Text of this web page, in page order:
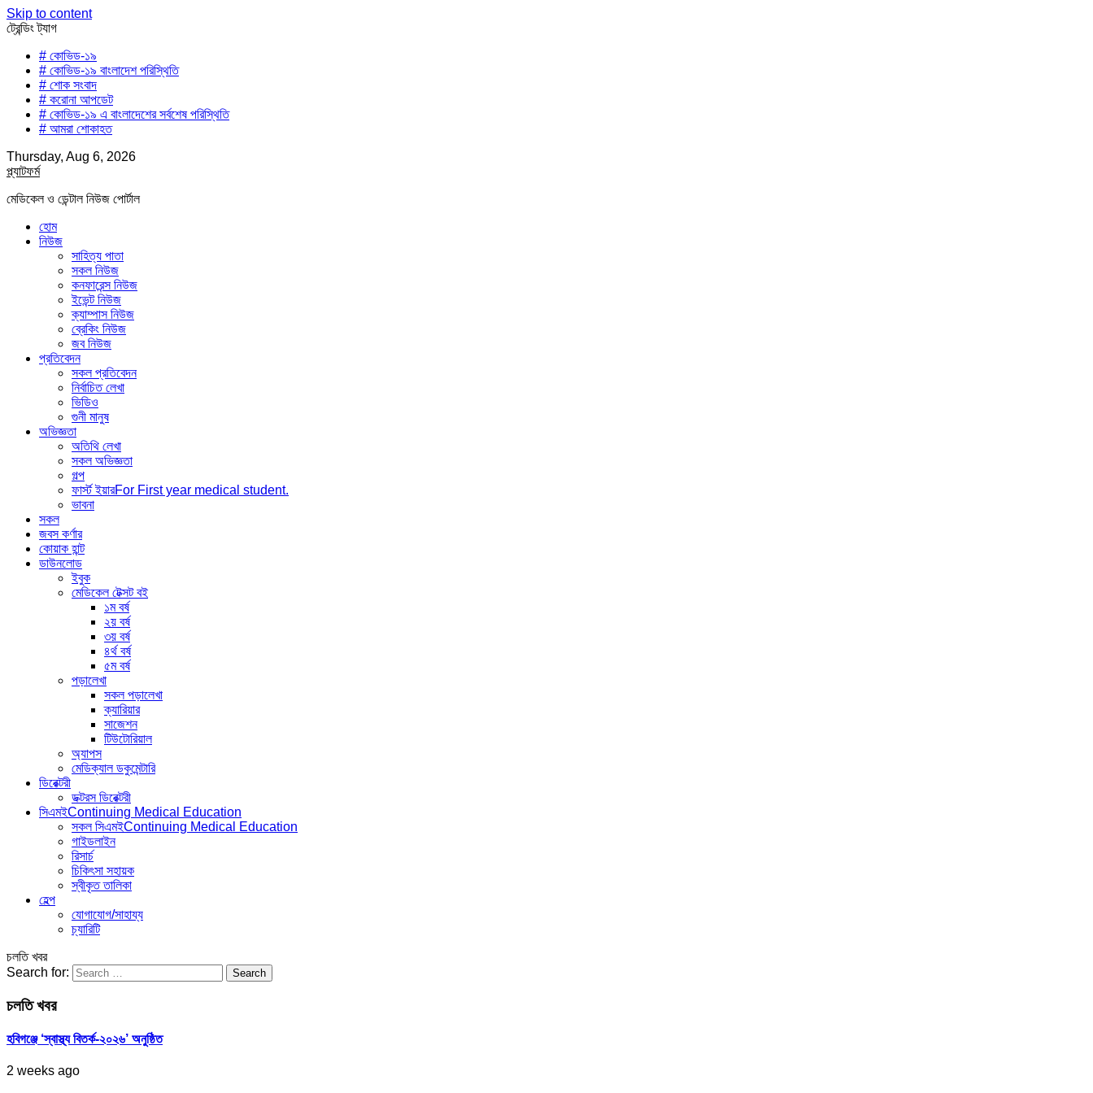
Skip to content
ট্রেন্ডিং ট্যাগ
# কোভিড-১৯
# কোভিড-১৯ বাংলাদেশ পরিস্থিতি
# শোক সংবাদ
# করোনা আপডেট
# কোভিড-১৯ এ বাংলাদেশের সর্বশেষ পরিস্থিতি
# আমরা শোকাহত
Thursday, Aug 6, 2026
প্ল্যাটফর্ম
মেডিকেল ও ডেন্টাল নিউজ পোর্টাল
হোম
নিউজ
সাহিত্য পাতা
সকল নিউজ
কনফারেন্স নিউজ
ইভেন্ট নিউজ
ক্যাম্পাস নিউজ
ব্রেকিং নিউজ
জব নিউজ
প্রতিবেদন
সকল প্রতিবেদন
নির্বাচিত লেখা
ভিডিও
গুনী মানুষ
অভিজ্ঞতা
অতিথি লেখা
সকল অভিজ্ঞতা
গল্প
ফার্স্ট ইয়ারFor First year medical student.
ভাবনা
সকল
জবস কর্ণার
কোয়াক হান্ট
ডাউনলোড
ইবুক
মেডিকেল টেক্সট বই
১ম বর্ষ
২য় বর্ষ
৩য় বর্ষ
৪র্থ বর্ষ
৫ম বর্ষ
পড়ালেখা
সকল পড়ালেখা
ক্যারিয়ার
সাজেশন
টিউটোরিয়াল
অ্যাপস
মেডিক্যাল ডকুমেন্টারি
ডিরেক্টরী
ডক্টরস ডিরেক্টরী
সিএমইContinuing Medical Education
সকল সিএমইContinuing Medical Education
গাইডলাইন
রিসার্চ
চিকিৎসা সহায়ক
স্বীকৃত তালিকা
হেল্প
যোগাযোগ/সাহায্য
চ্যারিটি
চলতি খবর
Search for:
চলতি খবর
হবিগঞ্জে ‘স্বাস্থ্য বিতর্ক-২০২৬’ অনুষ্ঠিত
2 weeks ago